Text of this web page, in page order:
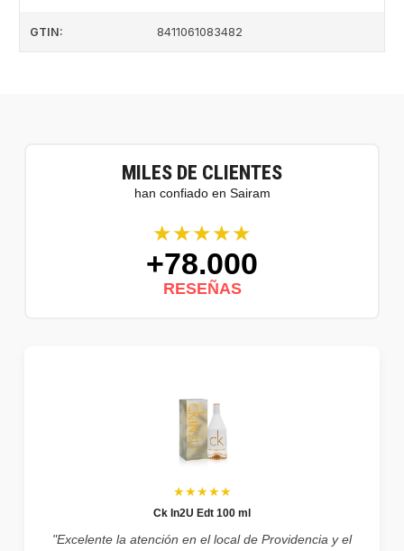
GTIN: 8411061083482
MILES DE CLIENTES
han confiado en Sairam
★★★★★
+78.000
RESEÑAS
★★★★★
Ck In2U Edt 100 ml
"Excelente la atención en el local de Providencia y el